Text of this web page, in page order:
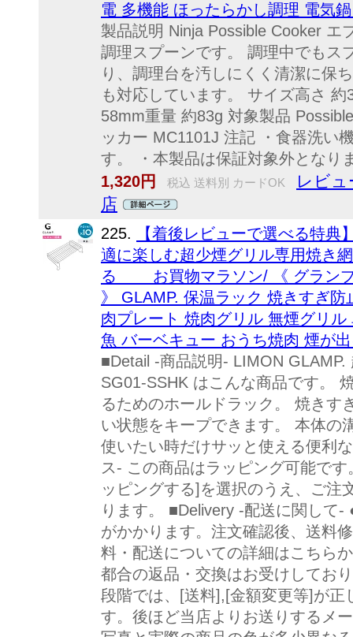
電 多機能 ほったらかし調理 電気
製品説明 Ninja Possible Cooker エ
調理スプーンです。 調理中でもス
り、調理台を汚しにくく清潔に保
も対応しています。 サイズ高さ
58mm重量 約83g 対象製品
ッカー MC1101J 注記 ・食器洗い
す。 ・本製品は保証対象外となり
1,320円
税込 送料別 カードOK
レビュ
店
225.
【着後レビューで選べる特
適に楽しむ超少煙グリル専用焼き
る お買物マラソン/ 《 グランプ
》 GLAMP. 保温ラック 焼きすぎ
肉プレート 焼肉グリル 無煙グリ
魚 バーベキュー おうち焼肉 煙が
■Detail -商品説明- LIMON
SG01-SSHK はこんな商品です。
るためのホールドラック。 焼きす
い状態をキープできます。 本体の
使いたい時だけサッと使える便利
ス- この商品はラッピング可能で
ッピングする]を選択のうえ、ご
ります。 ■Delivery -配送に関して
がかかります。注文確認後、送料
料・配送についての詳細はこちら
都合の返品・交換はお受けしてお
段階では、[送料],[金額変更等]が正
す。後ほど当店よりお送りするメ